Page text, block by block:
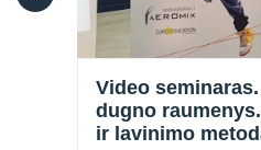
Video
dugno
ir lavinimo